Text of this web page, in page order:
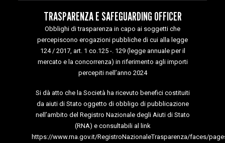
TRASPARENZA E SAFEGUARDING OFFICER
Obblighi di trasparenza in capo ai soggetti che
percepiscono erogazioni pubbliche di cui alla legge
124 / 2017, art. 1 co.125 -. 129 (legge annuale per il
mercato e la concorrenza) in riferimento agli importi
percepiti nell’anno 2024
Si dà atto che la Società ha ricevuto benefici costituiti
da aiuti di Stato oggetto di obbligo di pubblicazione
nell’ambito del Registro Nazionale degli Aiuti di Stato
(RNA) e consultabili al link
https://www.rna.gov.it/RegistroNazionaleTrasparenza/faces/